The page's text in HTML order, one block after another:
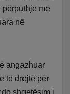
përputhje me
në
angazhuar
të drejtë për